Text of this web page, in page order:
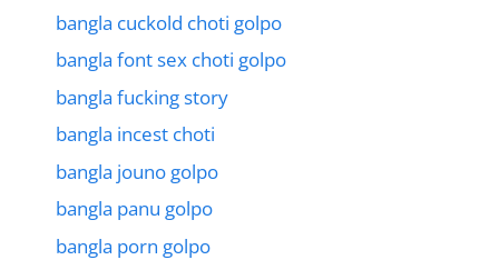
bangla cuckold choti golpo
bangla font sex choti golpo
bangla fucking story
bangla incest choti
bangla jouno golpo
bangla panu golpo
bangla porn golpo